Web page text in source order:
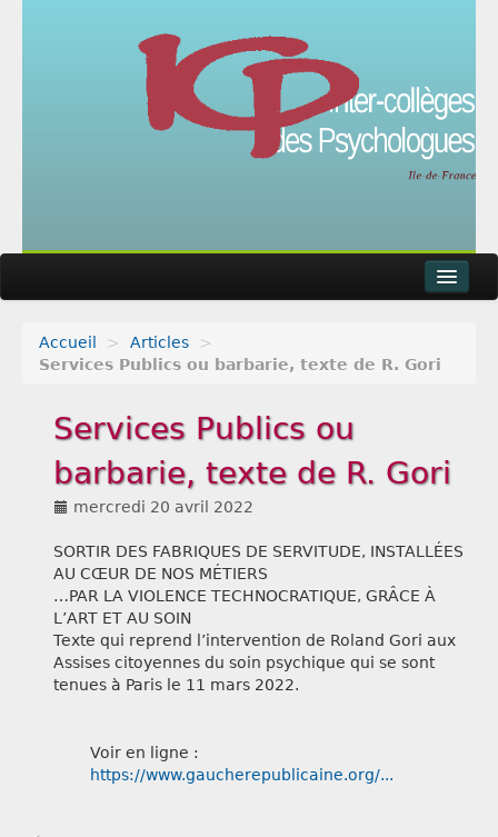
Actualités
Accueil > Articles
>
Services Publics ou barbarie, texte de R. Gori
Services Publics ou
barbarie, texte de R. Gori
mercredi 20 avril 2022
SORTIR DES FABRIQUES DE SERVITUDE, INSTALLÉES
AU CŒUR DE NOS MÉTIERS
…PAR LA VIOLENCE TECHNOCRATIQUE, GRÂCE À
L’ART ET AU SOIN
Texte qui reprend l’intervention de Roland Gori aux
Assises citoyennes du soin psychique qui se sont
tenues à Paris le 11 mars 2022.
Voir en ligne :
https://www.gaucherepublicaine.org/...